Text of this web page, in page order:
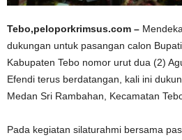
Tebo,peloporkrimsus.com –
dukungan untuk pasangan calon
Kabupaten Tebo nomor urut dua (2)
Efendi terus berdatangan, kali ini
Medan Sri Rambahan, Kecamatan
Pada kegiatan silaturahmi bersama